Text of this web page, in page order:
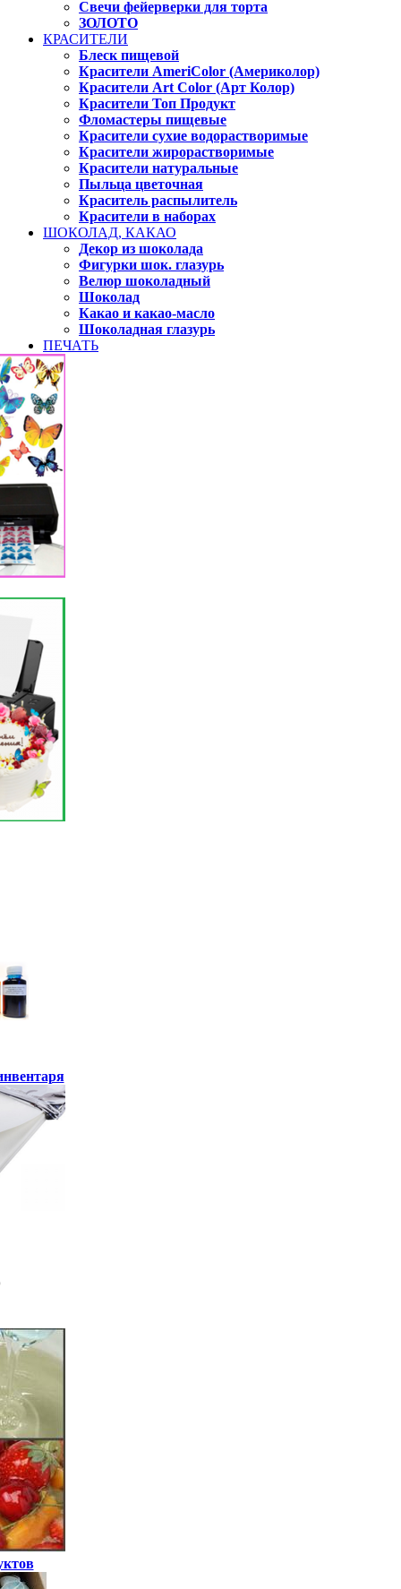
Свечи фейерверки для торта
ЗОЛОТО
КРАСИТЕЛИ
Блеск пищевой
Красители AmeriColor (Америколор)
Красители Art Color (Арт Колор)
Красители Топ Продукт
Фломастеры пищевые
Красители сухие водорастворимые
Красители жирорастворимые
Красители натуральные
Пыльца цветочная
Краситель распылитель
Красители в наборах
ШОКОЛАД, КАКАО
Декор из шоколада
Фигурки шок. глазурь
Велюр шоколадный
Шоколад
Какао и какао-масло
Шоколадная глазурь
ПЕЧАТЬ